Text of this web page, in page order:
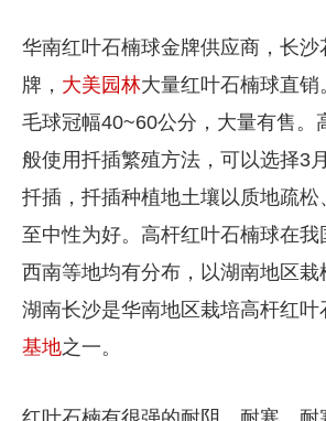
华南红叶石楠球金牌供应商，长沙
牌， 大美园林大量红叶石楠球直销
毛球冠幅40~60公分，大量有售。
般使用扦插繁殖方法，可以选择3
扦插，扦插种植地土壤以质地疏松
至中性为好。高杆红叶石楠球在我
西南等地均有分布，以湖南地区栽
湖南长沙是华南地区栽培高杆红叶
基地之一。